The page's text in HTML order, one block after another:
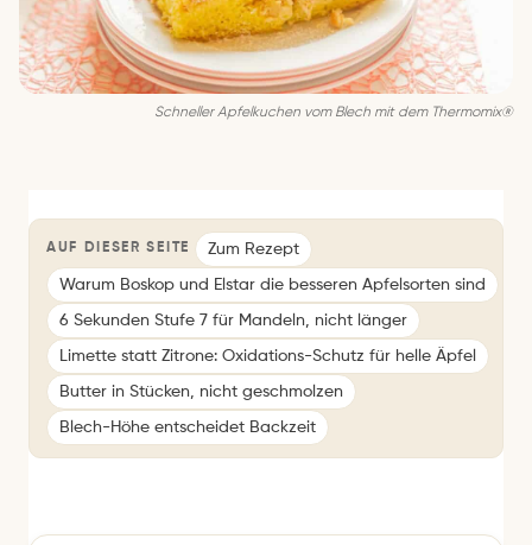
Schneller Apfelkuchen vom Blech mit dem Thermomix®
AUF DIESER SEITE Zum Rezept
Warum Boskop und Elstar die besseren Apfelsorten sind
6 Sekunden Stufe 7 für Mandeln, nicht länger
Limette statt Zitrone: Oxidations-Schutz für helle Äpfel
Butter in Stücken, nicht geschmolzen
Blech-Höhe entscheidet Backzeit